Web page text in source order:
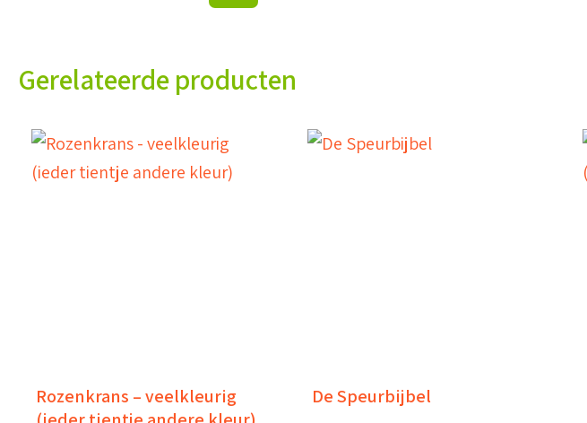
Gerelateerde producten
Rozenkrans – veelkleurig
De Speurbijbel